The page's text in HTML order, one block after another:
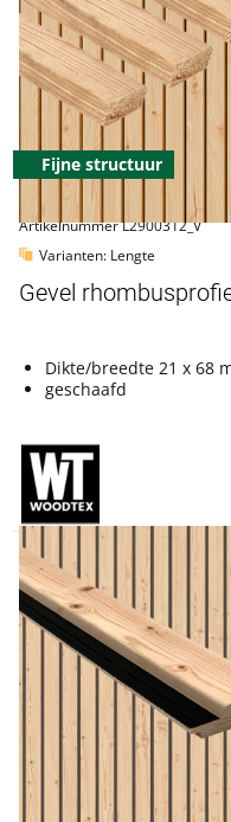
Fijne structuur
Artikelnummer L2900312_V
Varianten: Lengte
Gevel
Dikte/breedte 21 x 68
geschaafd